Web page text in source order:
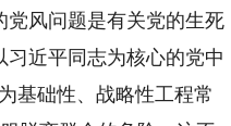
党风问题是有关党的生死
近平同志为核心的党中
基础性、战略性工程常